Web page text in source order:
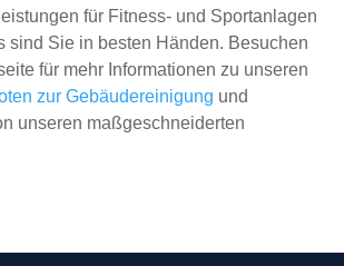
für Fitness- und Sportanlagen
sind Sie in besten Händen. Besuchen
für mehr Informationen zu unseren
zur Gebäudereinigung und
unseren maßgeschneiderten